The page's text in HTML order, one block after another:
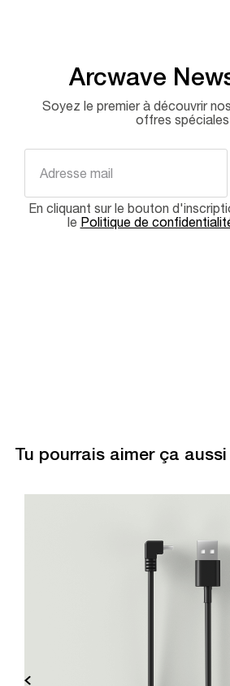
Arcwave
Soyez le premier à découvrir
offres spéciales
En cliquant sur le bouton
le Politique de
Tu pourrais aimer ça aussi